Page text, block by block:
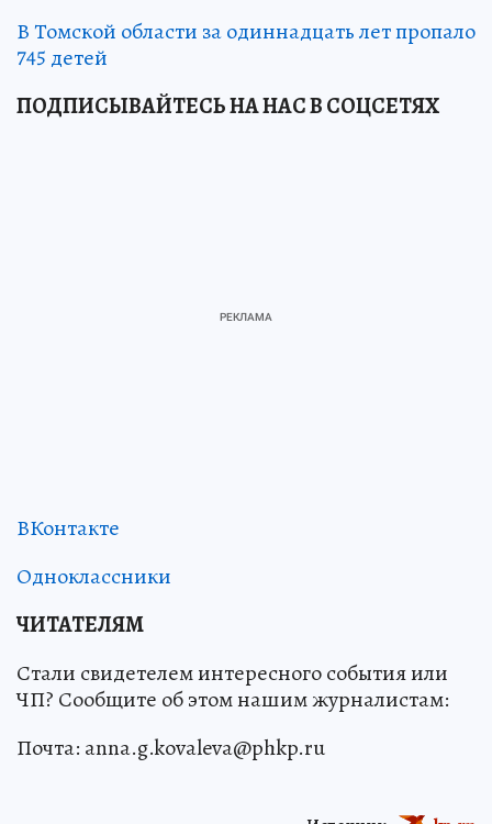
В Томской области за одиннадцать лет пропало
745 детей
ПОДПИСЫВАЙТЕСЬ НА НАС В СОЦСЕТЯХ
ВКонтакте
Одноклассники
ЧИТАТЕЛЯМ
Стали свидетелем интересного события или
ЧП? Сообщите об этом нашим журналистам:
Почта: anna.g.kovaleva@phkp.ru